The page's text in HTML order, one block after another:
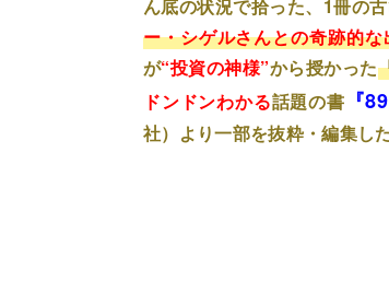
ん底の状況で拾った、1冊の
ー・シゲルさんとの奇跡的
が“投資の神様”から授かった
ドンドンわかる話題の書 『
社） より一部を抜粋・編集し